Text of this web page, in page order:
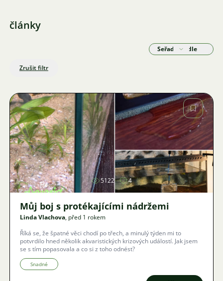
články
Zrušit filtr
Seřadit podle
Obrázek
5122 4
Můj boj s protékajícími nádržemi
Linda Vlachova, před 1 rokem
Říká se, že špatné věci chodí po třech, a minulý týden mi to
potvrdilo hned několik akvaristických krizových událostí. Jak jsem
se s tím popasovala a co si z toho odnést?
Snadné